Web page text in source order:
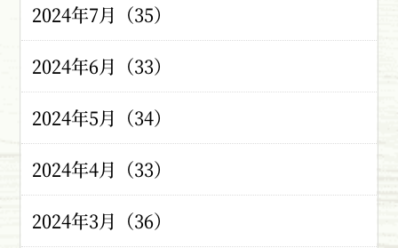
2024年7月（35）
2024年6月（33）
2024年5月（34）
2024年4月（33）
2024年3月（36）